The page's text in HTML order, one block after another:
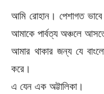
আমি রোহান। পেশাগত
আমাকে পার্বত্য অঞ্চলে
আমার থাকার জন্য যে
করে।
এ যেন এক অট্টালিকা।